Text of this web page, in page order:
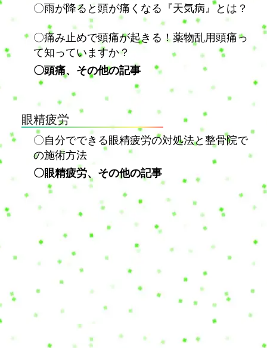
〇雨が降ると頭が痛くなる『天気病』とは？
〇痛み止めで頭痛が起きる！薬物乱用頭痛っ
て知っていますか？
〇頭痛、その他の記事
眼精疲労
〇自分でできる眼精疲労の対処法と整骨院で
の施術方法
〇眼精疲労、その他の記事